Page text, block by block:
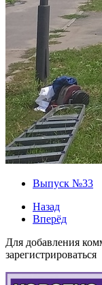
Выпуск №33
Назад
Вперёд
Для добавления
зарегистрироваться